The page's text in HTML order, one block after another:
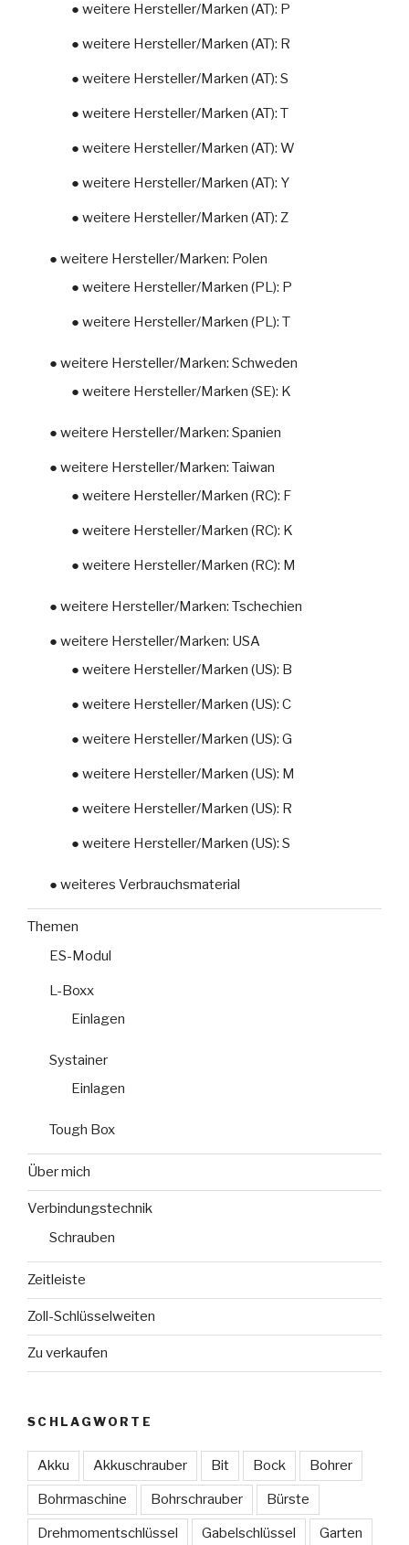
● weitere Hersteller/Marken (AT): P
● weitere Hersteller/Marken (AT): R
● weitere Hersteller/Marken (AT): S
● weitere Hersteller/Marken (AT): T
● weitere Hersteller/Marken (AT): W
● weitere Hersteller/Marken (AT): Y
● weitere Hersteller/Marken (AT): Z
● weitere Hersteller/Marken: Polen
● weitere Hersteller/Marken (PL): P
● weitere Hersteller/Marken (PL): T
● weitere Hersteller/Marken: Schweden
● weitere Hersteller/Marken (SE): K
● weitere Hersteller/Marken: Spanien
● weitere Hersteller/Marken: Taiwan
● weitere Hersteller/Marken (RC): F
● weitere Hersteller/Marken (RC): K
● weitere Hersteller/Marken (RC): M
● weitere Hersteller/Marken: Tschechien
● weitere Hersteller/Marken: USA
● weitere Hersteller/Marken (US): B
● weitere Hersteller/Marken (US): C
● weitere Hersteller/Marken (US): G
● weitere Hersteller/Marken (US): M
● weitere Hersteller/Marken (US): R
● weitere Hersteller/Marken (US): S
● weiteres Verbrauchsmaterial
Themen
ES-Modul
L-Boxx
Einlagen
Systainer
Einlagen
Tough Box
Über mich
Verbindungstechnik
Schrauben
Zeitleiste
Zoll-Schlüsselweiten
Zu verkaufen
SCHLAGWORTE
Akku Akkuschrauber Bit Bock Bohrer
Bohrmaschine Bohrschrauber Bürste
Drehmomentschlüssel Gabelschlüssel Garten